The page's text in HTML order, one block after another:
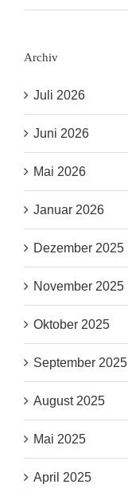
Archiv
Juli 2026
Juni 2026
Mai 2026
Januar 2026
Dezember 2025
November 2025
Oktober 2025
September 2025
August 2025
Mai 2025
April 2025